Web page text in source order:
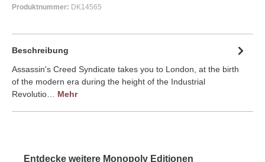
Produktnummer: DK14565
Beschreibung
Assassin's Creed Syndicate takes you to London, at the birth
of the modern era during the height of the Industrial
Revolutio… Mehr
Entdecke weitere Monopoly Editionen